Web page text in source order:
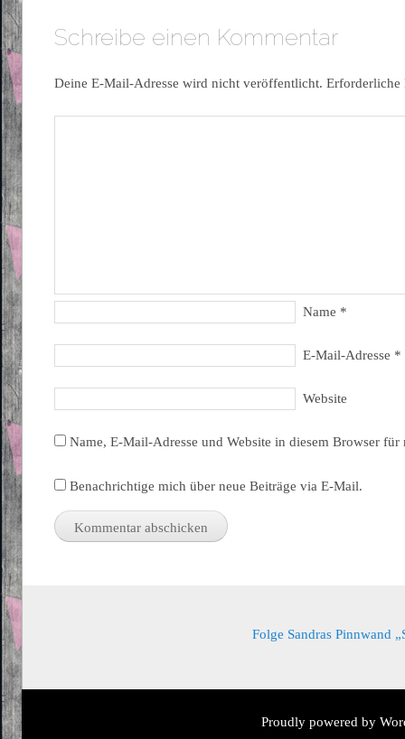
Schreibe einen Kommentar
Deine E-Mail-Adresse wird nicht veröffentlicht.
Name *
E-Mail-Adresse *
Website
Name, E-Mail-Adresse und Website in diesem Browser
Benachrichtige mich über neue Beiträge via E-Mail.
Folge Sandras Pinnwand
Proudly powered by